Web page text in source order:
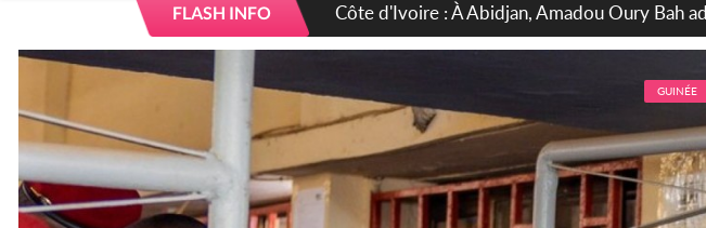
FLASH INFO
Côte d'Ivoire : 23 milliards FCFA de la
d'accélérateur aux projets structurants
GUINÉE